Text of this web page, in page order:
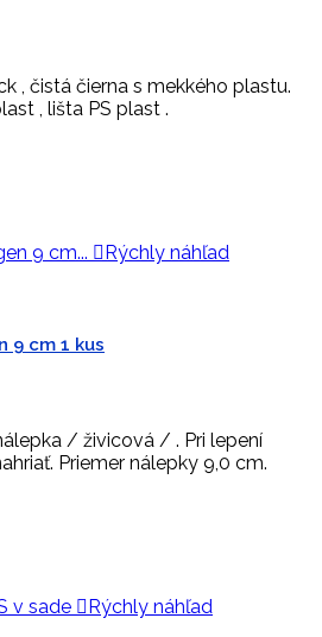
, čistá čierna s mekkého plastu.
, lišta PS plast .
Rýchly náhľad
9 cm 1 kus
/ živicová / . Pri lepení
Priemer nálepky 9,0 cm.
 Rýchly náhľad